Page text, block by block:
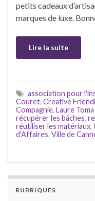
petits cadeaux
marques de luxe.
Lire la suite
association pour
Couret, Creative
Compagnie, Laure
récupérer les bâches,
réutiliser les matériaux,
d'Affaires, Ville de
RUBRIQUES